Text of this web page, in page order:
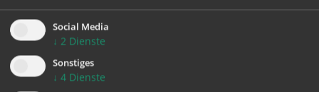
Social Media
↓ 2 Dienste
Sonstiges
↓ 4 Dienste